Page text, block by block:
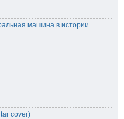
машина в истории
cover)